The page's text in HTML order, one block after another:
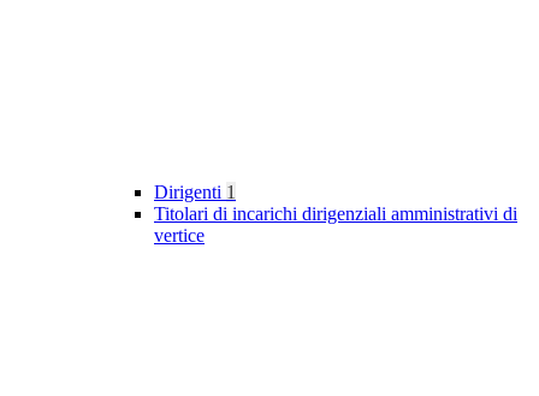
Dirigenti 1
Titolari di incarichi dirigenziali amministrativi di
vertice